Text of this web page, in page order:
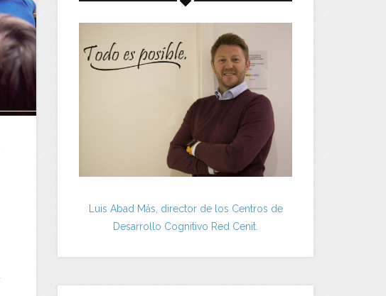
Luis Abad Más, director de los Centros de
Desarrollo Cognitivo Red Cenit.